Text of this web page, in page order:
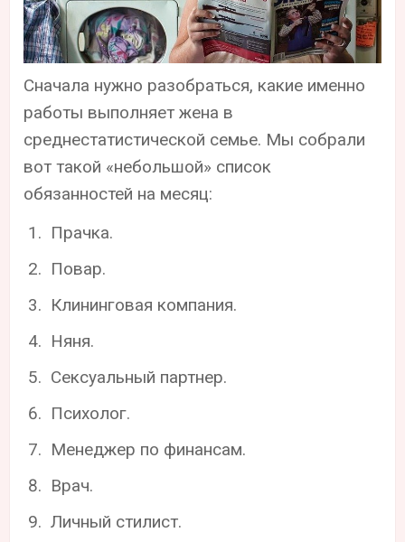
Сначала нужно разобраться, какие именно
работы выполняет жена в
среднестатистической семье. Мы собрали
вот такой «небольшой» список
обязанностей на месяц:
Прачка.
Повар.
Клининговая компания.
Няня.
Сексуальный партнер.
Психолог.
Менеджер по финансам.
Врач.
Личный стилист.